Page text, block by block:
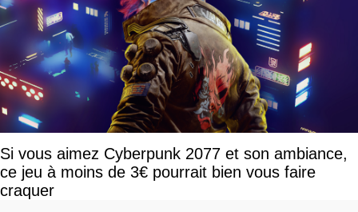
Si vous aimez Cyberpunk 2077 et son ambiance,
ce jeu à moins de 3€ pourrait bien vous faire
craquer